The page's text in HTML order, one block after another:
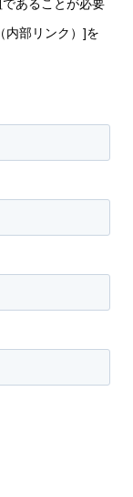
あることが必要
（内部リンク）]を